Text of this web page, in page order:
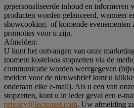
gepersonaliseerde inhoud en informeren
producten worden gelanceerd, wanneer
showcooking- of komende evenementen
promoties voor u zijn.
Afmelden:
U kunt het ontvangen van onze
moment kosteloos stopzetten via de
communicatie worden weergegeven
melden voor de nieuwsbrief kunt u
onderaan elke e-mail). Als u een van
stopzetten, kunt u in ieder geval een e-
privacy@lecreuset.com. Uw afmelding